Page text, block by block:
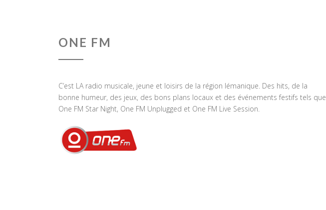
ONE FM
C’est LA radio musicale, jeune et loisirs de la région lémanique. Des hits, de la
bonne humeur, des jeux, des bons plans locaux et des événements festifs tels que
One FM Star Night, One FM Unplugged et One FM Live Session.